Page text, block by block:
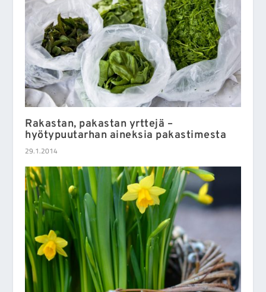
Rakastan, pakastan yrttejä –
hyötypuutarhan aineksia pakastimesta
29.1.2014